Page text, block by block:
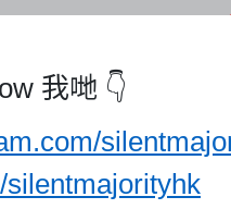
我哋 👇
silentmajorityhk